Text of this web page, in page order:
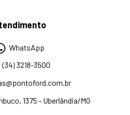
WhatsApp
(34) 3218-3500
1375 - Uberlândia/MG